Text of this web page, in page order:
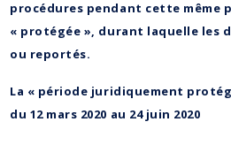
procédures pendant cette même
« protégée », durant laquelle les
ou reportés.
La « période juridiquement
du 12 mars 2020 au 24 juin 2020